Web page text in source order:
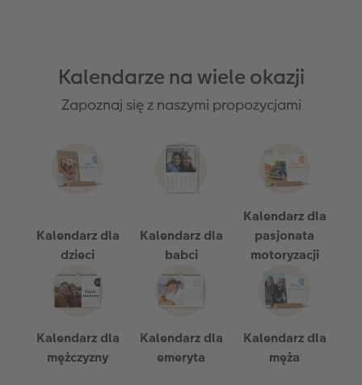
Kalendarze na wiele okazji
Zapoznaj się z naszymi propozycjami
Kalendarz dla
dzieci
Kalendarz dla
babci
Kalendarz dla
pasjonata
motoryzacji
Kalendarz dla
mężczyzny
Kalendarz dla
emeryta
Kalendarz dla
męża